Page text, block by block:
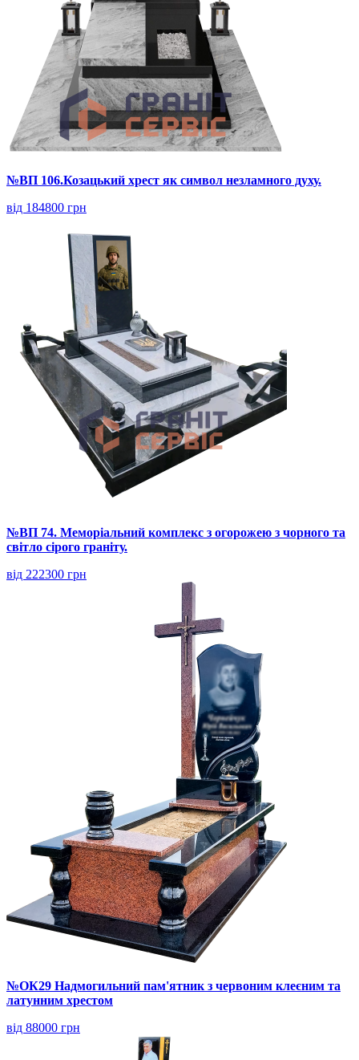
№ВП 106.Козацький хрест як символ незламного духу.
від 184800 грн
№ВП 74. Меморіальний комплекс з огорожею з чорного та
світло сірого граніту.
від 222300 грн
№ОК29 Надмогильний пам'ятник з червоним клеєним та
латунним хрестом
від 88000 грн